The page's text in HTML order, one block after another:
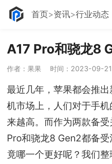
首页 资讯 行业动态
A17 Pro和骁龙8
作者：果果 时间：2023-09-
最近几年，苹果都会推
机市场上，人们对于手
来越高。而作为两款备
Pro和骁龙8 Gen2都备
竟哪一个更好呢？我们